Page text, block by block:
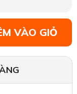
VÀO GIỎ